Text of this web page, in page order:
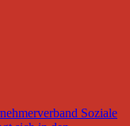
Soziale